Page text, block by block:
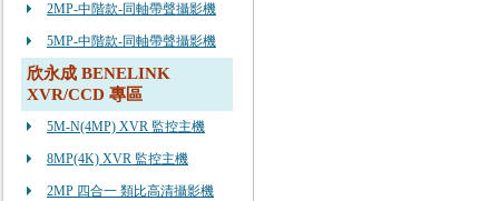
2MP-中階款-同軸帶聲攝影機
5MP-中階款-同軸帶聲攝影機
欣永成 BENELINK
XVR/CCD 專區
5M-N(4MP) XVR 監控主機
8MP(4K) XVR 監控主機
2MP 四合一 類比高清攝影機